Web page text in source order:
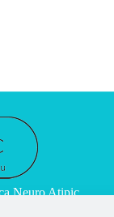
Neuro Atipic